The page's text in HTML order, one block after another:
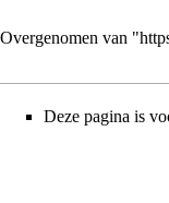
Overgenomen van "
Deze pagina is